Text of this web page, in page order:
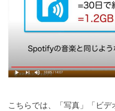
こちらでは、「写真」「ビ